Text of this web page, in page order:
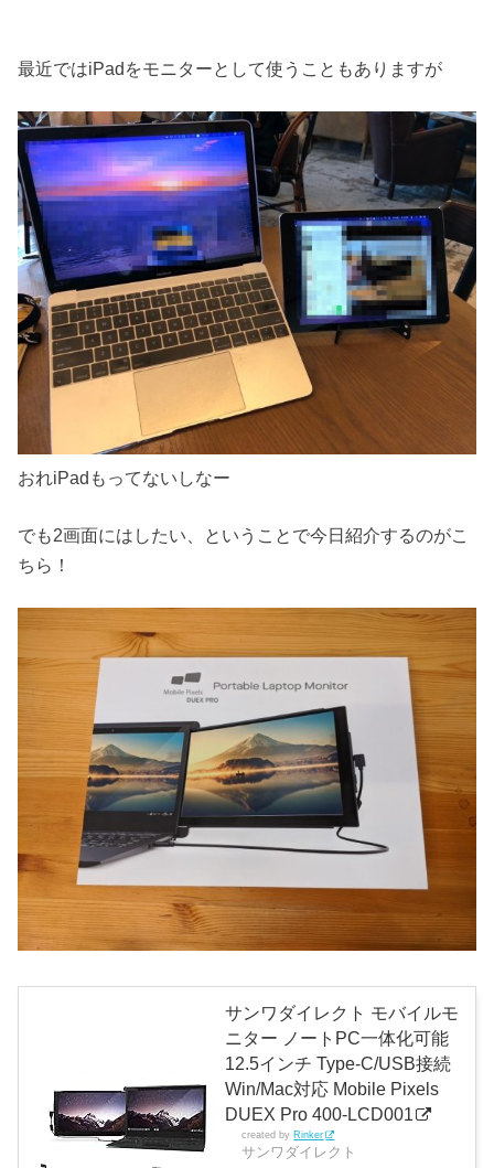
最近ではiPadをモニターとして使うこともありますが
おれiPadもってないしなー
でも2画面にはしたい、ということで今日紹介するのがこ
ちら！
サンワダイレクト モバイルモ
ニター ノートPC一体化可能
12.5インチ Type-C/USB接続
Win/Mac対応 Mobile Pixels
DUEX Pro 400-LCD001
created byRinker
サンワダイレクト